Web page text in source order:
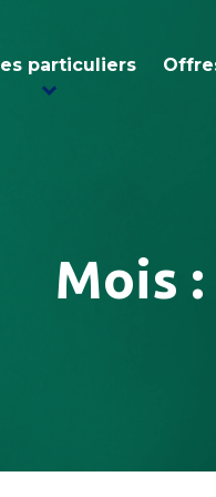
particuliers
Mois :